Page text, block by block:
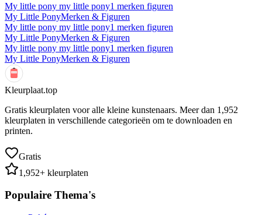
My little pony my little pony1 merken figuren
My Little PonyMerken & Figuren
My little pony my little pony1 merken figuren
My Little PonyMerken & Figuren
My little pony my little pony1 merken figuren
My Little PonyMerken & Figuren
Kleurplaat.top
Gratis kleurplaten voor alle kleine kunstenaars. Meer dan 1,952
kleurplaten in verschillende categorieën om te downloaden en
printen.
Gratis
1,952+ kleurplaten
Populaire Thema's